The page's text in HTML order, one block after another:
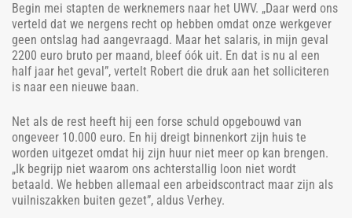
Begin mei stapten de werknemers naar het UWV. „Daar werd ons
verteld dat we nergens recht op hebben omdat onze werkgever
geen ontslag had aangevraagd. Maar het salaris, in mijn geval
2200 euro bruto per maand, bleef óók uit. En dat is nu al een
half jaar het geval”, vertelt Robert die druk aan het solliciteren
is naar een nieuwe baan.
Net als de rest heeft hij een forse schuld opgebouwd van
ongeveer 10.000 euro. En hij dreigt binnenkort zijn huis te
worden uitgezet omdat hij zijn huur niet meer op kan brengen.
„Ik begrijp niet waarom ons achterstallig loon niet wordt
betaald. We hebben allemaal een arbeidscontract maar zijn als
vuilniszakken buiten gezet”, aldus Verhey.